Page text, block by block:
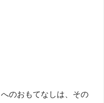
へのおもてなしは、その